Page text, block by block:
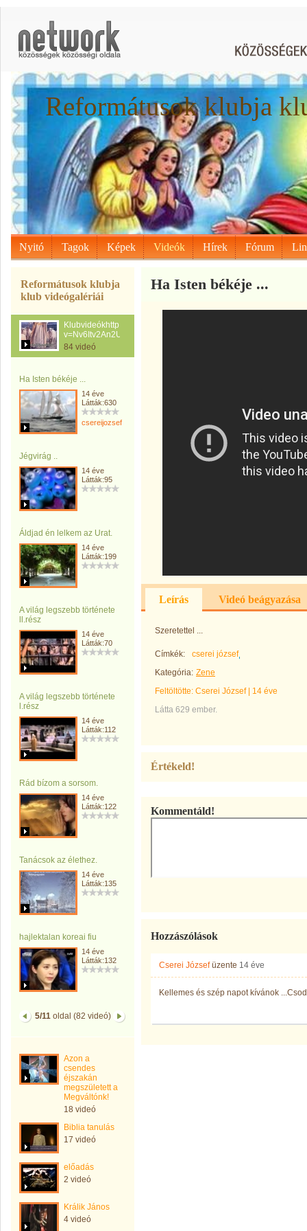
Reformátusok klubja
Nyitó Tagok Képek Videók Hírek Fórum
Reformátusok klubja
klub videógalériái
Klubvideókhttp://www.youtube.com/watch?
v=Nv6Itv2An2U
84 videó
Ha Isten békéje ...
14 éve
Látták:630
csereijozsef
Jégvirág ..
14 éve
Látták:95
Áldjad én lelkem az Urat.
14 éve
Látták:199
A világ legszebb története
ll.rész
14 éve
Látták:70
A világ legszebb története
l.rész
14 éve
Látták:112
Rád bízom a sorsom.
14 éve
Látták:122
Tanácsok az élethez.
14 éve
Látták:135
hajlektalan koreai fiu
14 éve
Látták:132
5/11oldal (82 videó)
Azon a
csendes
éjszakán
megszületett a
Megváltónk!
18 videó
Biblia tanulás
17 videó
előadás
2 videó
Králik János
4 videó
Ha Isten békéje ...
Leírás Videó beágyazása
Szeretettel ...
Címkék:
cserei józsef
Kategória: Zene
Feltöltötte: Cserei József| 14 éve
Látta 629 ember.
Értékeld!
Kommentáld!
Hozzászólások
Cserei Józsefüzente 14 éve
Kellemes és szép napot kívánok